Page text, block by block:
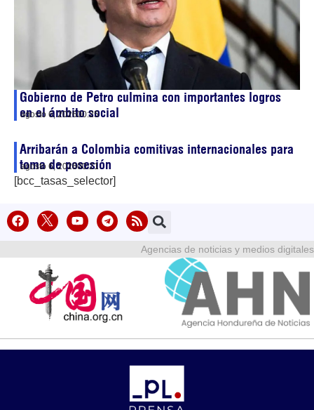
Gobierno de Petro culmina con importantes logros
en el ámbito social
agosto 6, 202600:25
Arribarán a Colombia comitivas internacionales para
toma de posesión
agosto 6, 202600:21
[bcc_tasas_selector]
Agencias de noticias y medios digitales